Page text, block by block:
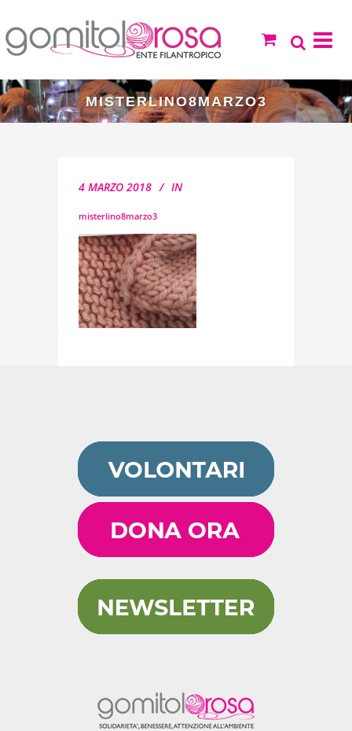
MISTERLINO8MARZO3
4 MARZO 2018 IN
misterlino8marzo3